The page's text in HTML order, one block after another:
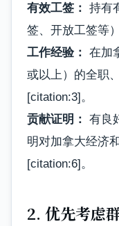
有效工签： 持有
签、开放工签等
工作经验： 在加
或以上）的全职
[citation:3]。
贡献证明： 有良
明对加拿大经济
[citation:6]。
2. 优先考虑